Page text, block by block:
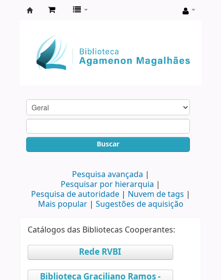
Agamenon
Magalhães
Buscar
Pesquisa avançada
Pesquisar por hierarquia
Pesquisa de autoridade
Nuvem de tags
Mais popular
Sugestões de aquisição
Catálogos das Bibliotecas Cooperantes:
Rede RVBI
Biblioteca Graciliano Ramos -